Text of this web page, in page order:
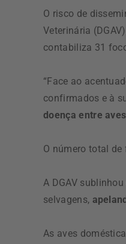
O risco de
Veterinária
contabiliza 31
“Face ao
confirmados e à
doença entre
O número total de
A DGAV
selvagens,
As aves